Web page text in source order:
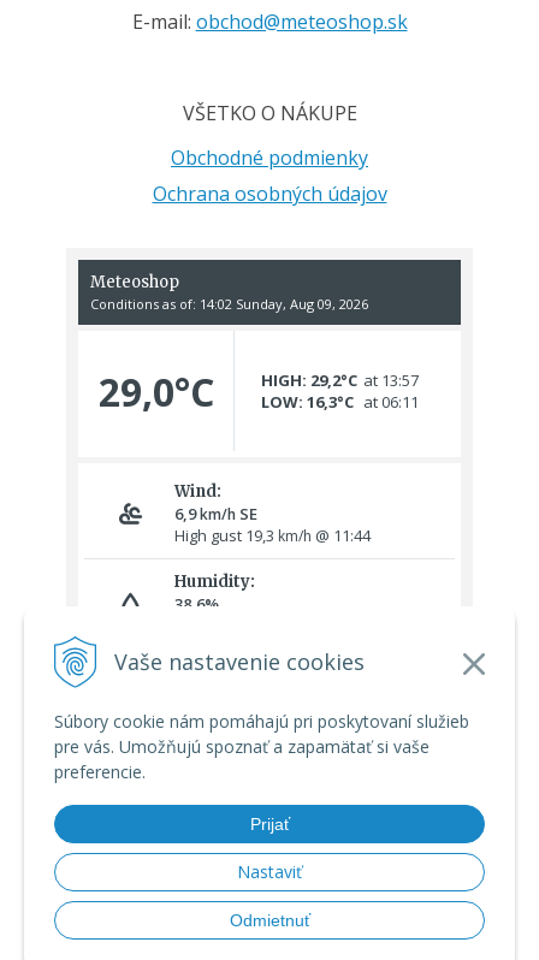
Vaše nastavenie cookies
Súbory cookie nám pomáhajú pri poskytovaní služieb
pre vás. Umožňujú spoznať a zapamätať si vaše
preferencie.
Prijať
Nastaviť
Odmietnuť
E-mail: obchod@meteoshop.sk
VŠETKO O NÁKUPE
Obchodné podmienky
Ochrana osobných údajov
© 2026 Meteoshop.sk • tvorba eshopu cez UNIobchod
webhosting